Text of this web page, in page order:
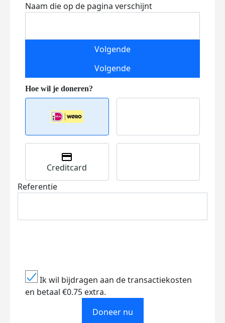
Naam die op de pagina verschijnt
Volgende
Volgende
Creditcard
Referentie
Ik wil bijdragen aan de transactiekosten
en betaal €0.75 extra.
Doneer nu